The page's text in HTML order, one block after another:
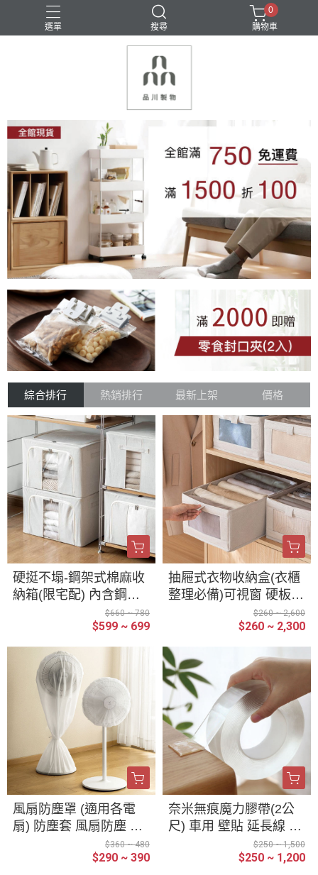
選單 搜尋
料理用具 清潔用具
0
購物車
綜合排行 熱銷排行 最新上架 價格
硬挺不塌-鋼架式棉麻收
納箱(限宅配) 內含鋼架
支撐 換季 衣物 收納 厚
被 外套 大衣 折疊 收納
盒 置物架 可視窗 棉麻
收納櫃
$660 ~ 780
$599 ~ 699
抽屜式衣物收納盒(衣櫃
整理必備)可視窗 硬板支
撐 整齊分類 衣櫥 折疊
式 亞麻 收納箱
$260 ~ 2,600
$260 ~ 2,300
風扇防塵罩 (適用各電
扇) 防塵套 風扇防塵 電
風扇收納套 風扇罩 防塵
罩 防塵布 束口帶設計
$360 ~ 480
$290 ~ 390
奈米無痕魔力膠帶(2公
尺) 車用 壁貼 延長線 上
牆 固定地毯 不殘膠 雙
面膠 奈米 膠帶
$250 ~ 1,500
$250 ~ 1,200